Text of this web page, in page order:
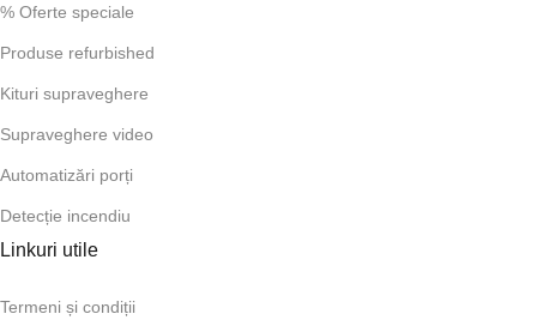
% Oferte speciale
Produse refurbished
Kituri supraveghere
Supraveghere video
Automatizări porți
Detecție incendiu
Linkuri utile
Termeni și condiții